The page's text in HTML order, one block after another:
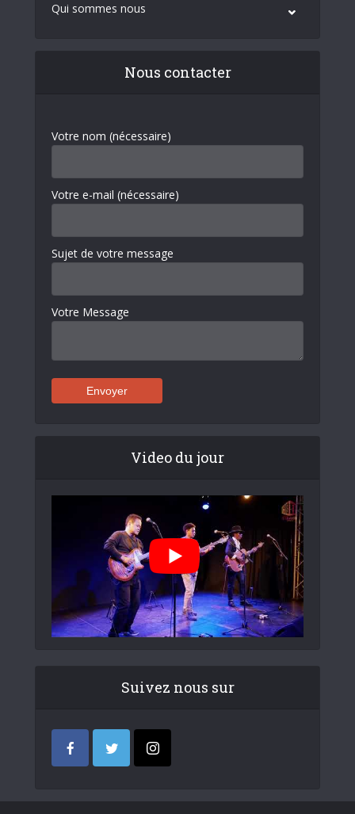
Qui sommes nous
Nous contacter
Votre nom (nécessaire)
Votre e-mail (nécessaire)
Sujet de votre message
Votre Message
Video du jour
Suivez nous sur